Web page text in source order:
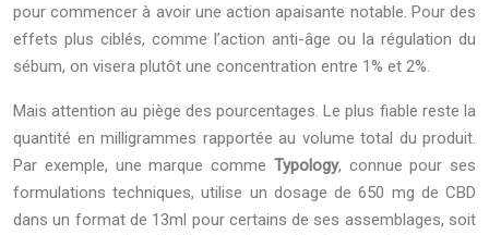
pour commencer à avoir une action apaisante notable. Pour des
effets plus ciblés, comme l’action anti-âge ou la régulation du
sébum, on visera plutôt une concentration entre 1% et 2%.
Mais attention au piège des pourcentages. Le plus fiable reste la
quantité en milligrammes rapportée au volume total du produit.
Par exemple, une marque comme Typology, connue pour ses
formulations techniques, utilise un dosage de 650 mg de CBD
dans un format de 13ml pour certains de ses assemblages, soit